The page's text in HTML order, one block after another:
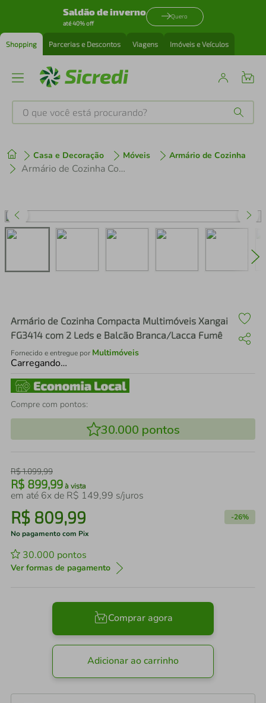
Saldão de inverno
até 40% off
Quero
Shopping Parcerias e Descontos Viagens Imóveis e Veículos
O que você está procurando?
Casa e Decoração Móveis Armário de Cozinha
Armário de Cozinha Compacta Multimóveis Xangai FG3414 com 2 Leds e Balcão Branca/Lacca Fumê
Armário de Cozinha Compacta Multimóveis Xangai
FG3414 com 2 Leds e Balcão Branca/Lacca Fumê
Fornecido e entregue por Multimóveis
Carregando…
Compre com pontos:
30.000 pontos
R$1.099,99
R$ 899,99 à vista
em até 6x de R$ 149,99 s/juros
R$ 809,99 -26%
No pagamento com Pix
30.000 pontos
Ver formas de pagamento
Comprar agora
Adicionar ao carrinho
1º tenis
perfume